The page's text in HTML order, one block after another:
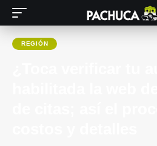
REGIÓN